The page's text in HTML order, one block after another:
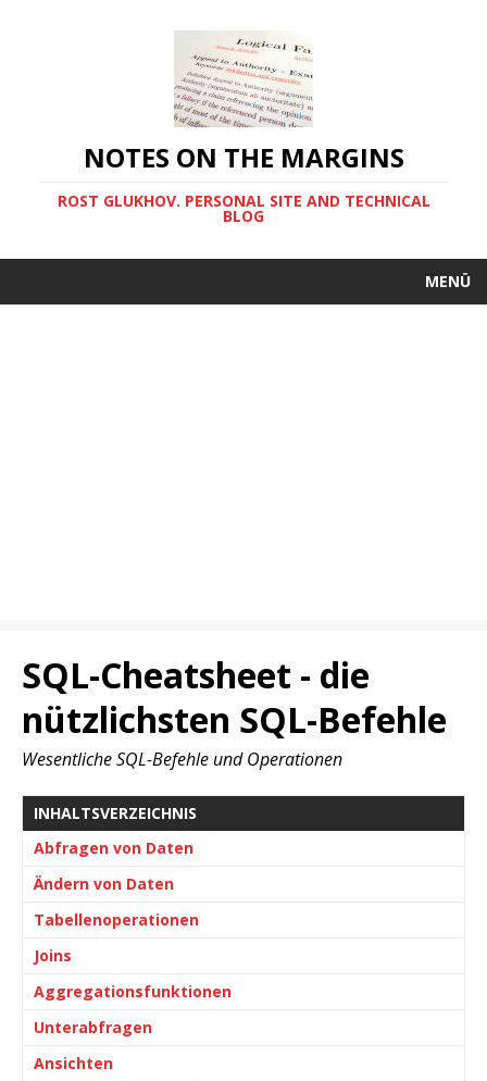
NOTES ON THE MARGINS
ROST GLUKHOV. PERSONAL SITE AND TECHNICAL
BLOG
MENÜ
SQL-Cheatsheet - die
nützlichsten SQL-Befehle
Wesentliche SQL-Befehle und Operationen
INHALTSVERZEICHNIS
Abfragen von Daten
Ändern von Daten
Tabellenoperationen
Joins
Aggregationsfunktionen
Unterabfragen
Ansichten